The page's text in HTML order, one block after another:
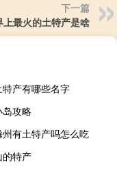
下一篇
上最火的土特产是啥
特产有哪些名字
岛攻略
州有土特产吗怎么吃
的特产